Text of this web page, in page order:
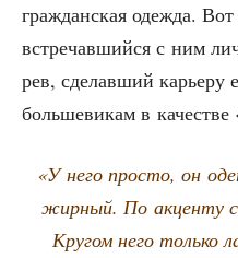
граж­дан­ская одеж­да.
встре­чав­ший­ся с ним
рев, сде­лав­ший
боль­ше­ви­кам в каче­стве
«У него про­сто, он
жир­ный. По акцен­ту
Кру­гом него толь­ко